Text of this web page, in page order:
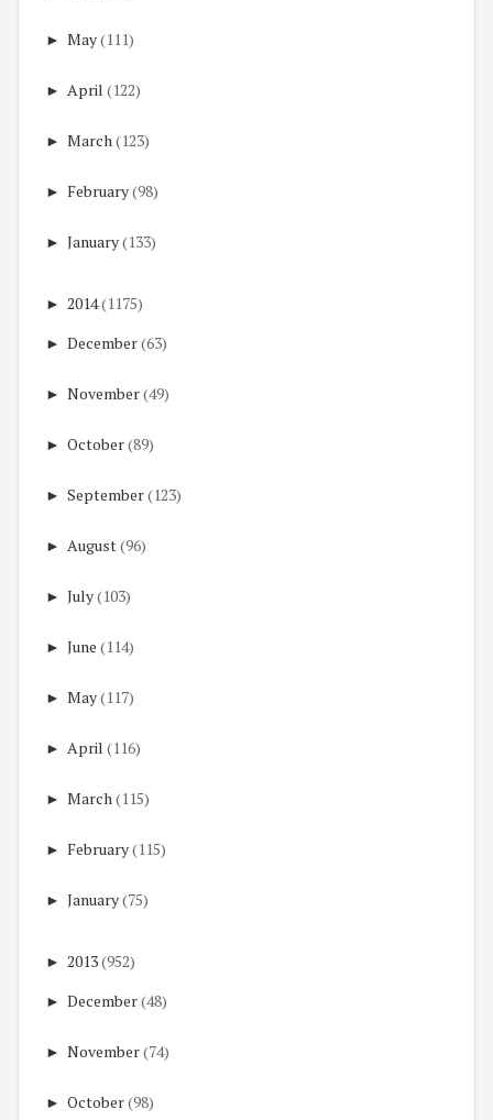
► May(111)
► April (122)
► March (123)
► February(98)
► January(133)
► 2014(1175)
► December(63)
► November(49)
► October(89)
► September(123)
► August(96)
► July(103)
► June (114)
► May(117)
► April (116)
► March (115)
► February(115)
► January(75)
► 2013(952)
► December(48)
► November(74)
► October(98)